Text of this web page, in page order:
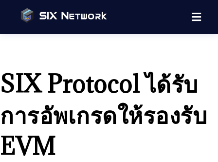
SIX Protocol ได้รับ
การอัพเกรดให้รองรับ
EVM